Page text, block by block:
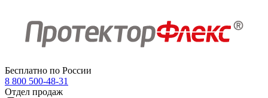
Бесплатно по России
8 800 500-48-31
Отдел продаж